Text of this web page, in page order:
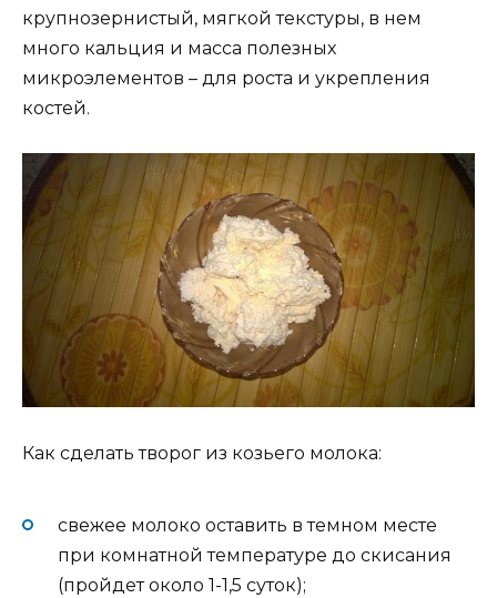
крупнозернистый, мягкой текстуры, в нем
много кальция и масса полезных
микроэлементов – для роста и укрепления
костей.
Как сделать творог из козьего молока:
свежее молоко оставить в темном месте
при комнатной температуре до скисания
(пройдет около 1-1,5 суток);